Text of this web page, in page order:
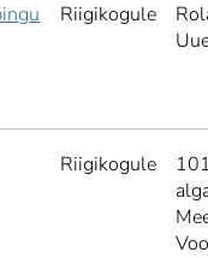
Riigikogule
Riigikogule